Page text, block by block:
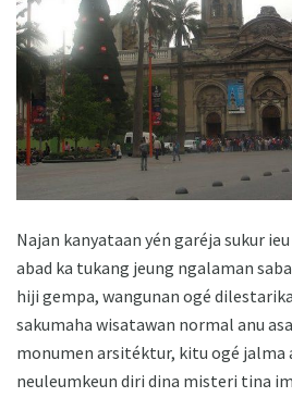
Najan kanyataan yén garéja sukur
abad ka tukang jeung ngalaman
hiji gempa, wangunan ogé
sakumaha wisatawan normal anu
monumen arsitéktur, kitu ogé jalma
neuleumkeun diri dina misteri tina